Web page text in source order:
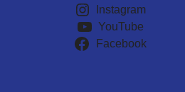
Instagram
YouTube
Facebook